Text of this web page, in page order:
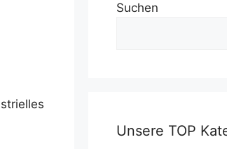
Suchen
Unsere TOP